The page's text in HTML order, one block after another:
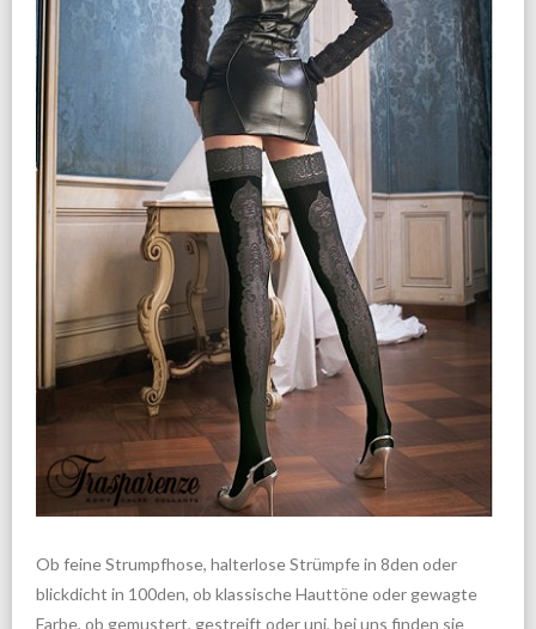
Ob feine Strumpfhose, halterlose Strümpfe in 8den oder
blickdicht in 100den, ob klassische Hauttöne oder gewagte
Farbe, ob gemustert, gestreift oder uni, bei uns finden sie